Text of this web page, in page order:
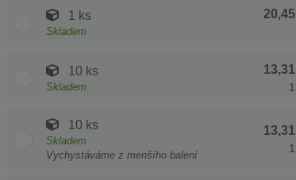
1 ks
Skladem
10 ks
Skladem
10 ks
Skladem
Vychystáváme z menšího balení